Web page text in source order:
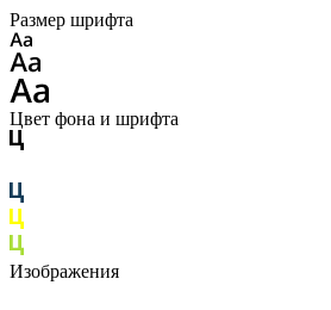
Размер шрифта
Цвет фона и шрифта
Изображения